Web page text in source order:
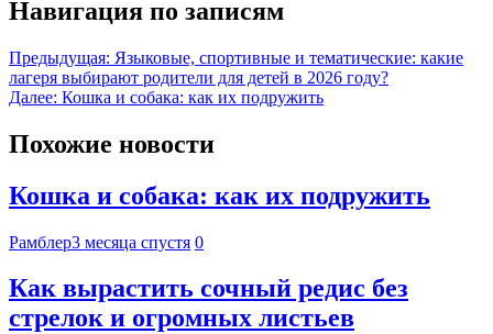
Навигация по записям
Предыдущая: Языковые, спортивные и тематические: какие
лагеря выбирают родители для детей в 2026 году?
Далее: Кошка и собака: как их подружить
Похожие новости
Кошка и собака: как их подружить
Рамблер3 месяца спустя 0
Как вырастить сочный редис без
стрелок и огромных листьев